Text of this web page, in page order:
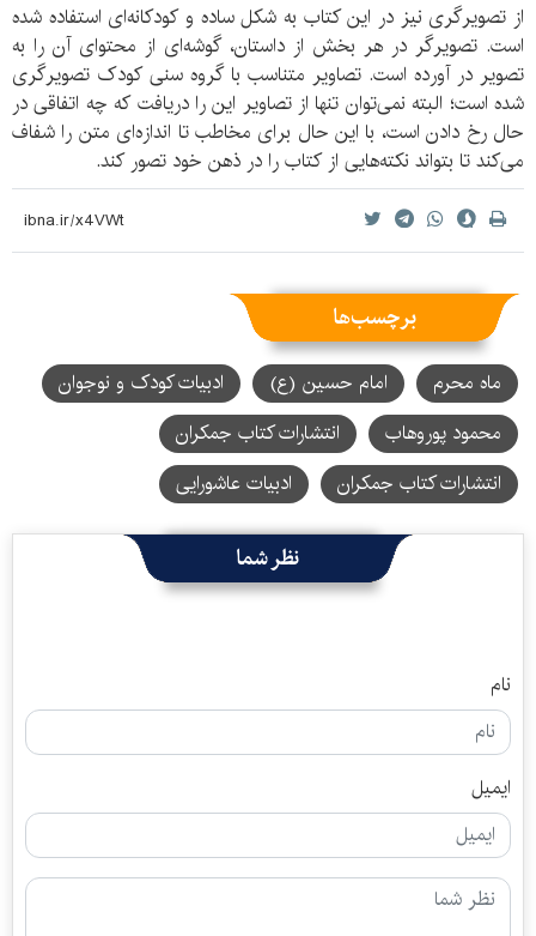
از تصویرگری نیز در این کتاب به شکل ساده و کودکانه‌ای استفاده شده
است. تصویرگر در هر بخش از داستان، گوشه‌ای از محتوای آن را به
تصویر در آورده است. تصاویر متناسب با گروه سنی کودک تصویرگری
شده است؛ البته نمی‌توان تنها از تصاویر این را دریافت که چه اتفاقی در
حال رخ دادن است، با این حال برای مخاطب تا اندازه‌ای متن را شفاف
می‌کند تا بتواند نکته‌هایی از کتاب را در ذهن خود تصور کند.
برچسب‌ها
ماه محرم امام حسین (ع)
ادبیات کودک و نوجوان
محمود پوروهاب
انتشارات کتاب جمکران
انتشارات کتاب جمکران
ادبیات عاشورایی
نظر شما
نام
ایمیل